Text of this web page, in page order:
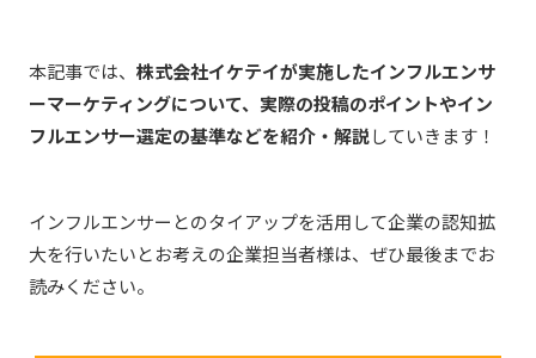
本記事では、 株式会社イケテイが実施したインフルエンサ
ーマーケティングについて、実際の投稿のポイントやイン
フルエンサー選定の基準などを紹介・解説していきます！
インフルエンサーとのタイアップを活用して企業の認知拡
大を行いたいとお考えの企業担当者様は、ぜひ最後までお
読みください。